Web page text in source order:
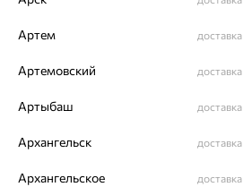
Акции
Магазины
Покупателям
О нас
Магазины и доставка
еще 3
Артем доставка
Артемовский доставка
Артыбаш доставка
Архангельск доставка
Архангельское доставка